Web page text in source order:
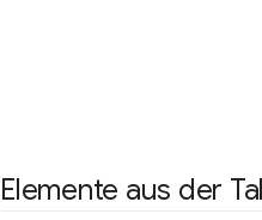
Elemente aus der